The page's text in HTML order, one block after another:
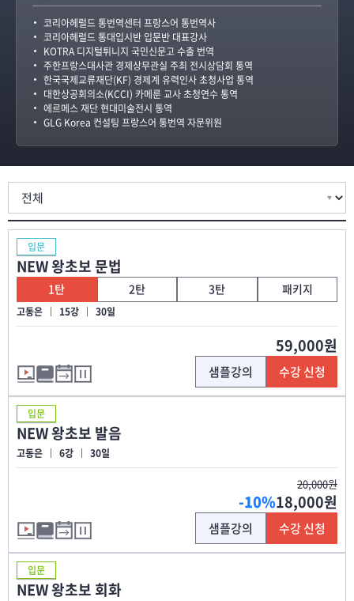
코리아헤럴드 통번역센터 프랑스어 통번역사
코리아헤럴드 통대입시반 입문반 대표강사
KOTRA 디지털튀니지 국민신문고 수출 번역
주한프랑스대사관 경제상무관실 주최 전시상담회 통역
한국국제교류재단(KF) 경제계 유력인사 초청사업 통역
대한상공회의소(KCCI) 카메룬 교사 초청연수 통역
에르메스 재단 현대미술전시 통역
GLG Korea 컨설팅 프랑스어 통번역 자문위원
입문
NEW 왕초보 문법
1탄 2탄 3탄 패키지
고동은 15강 30일
59,000원
샘플강의 수강 신청
입문
NEW 왕초보 발음
고동은 6강 30일
20,000원
-10%18,000원
샘플강의 수강 신청
입문
NEW 왕초보 회화